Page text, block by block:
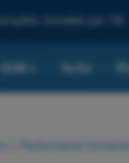
boostée par l'IA
QCM Tarifs
Performance